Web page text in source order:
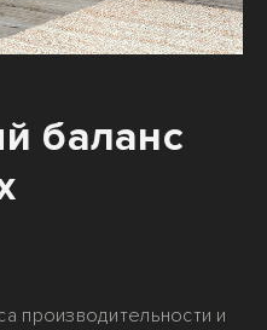
баланс
производительности и